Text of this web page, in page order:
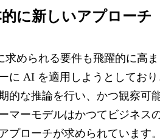
に新しいアプローチ
められる要件も飛躍的に高
に AI を適用しようとしてお
的な推論を行い、かつ観察可
マーモデルはかつてビジネス
プローチが求められています。